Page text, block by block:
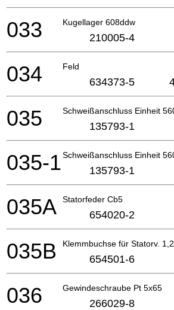
Kugellager 608ddw
033 210005-4
Feld
034 634373-5
Schweißanschluss Einheit
035 135793-1
Schweißanschluss Einheit
035-1 135793-1
Statorfeder Cb5
035A 654020-2
Klemmbuchse für Statorv.
035B 654501-6
Gewindeschraube Pt 5x65
036 266029-8